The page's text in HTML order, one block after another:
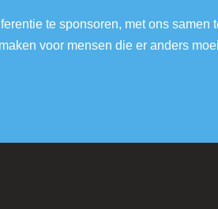
te sponsoren, met ons
voor mensen die er anders